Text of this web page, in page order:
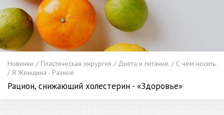
Новинки. / Пластическая хирургия / Диета и питание. / С чем носить.
/ Я Женщина - Разное
Рацион, снижающий холестерин - «Здоровье»